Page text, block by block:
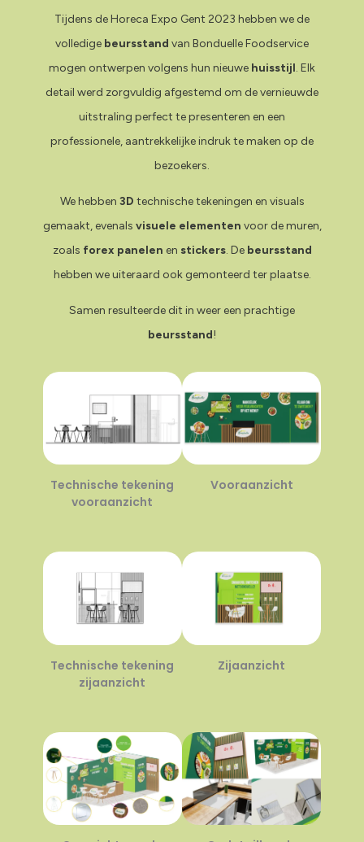
Tijdens de Horeca Expo Gent 2023 hebben we de
volledige beursstand van Bonduelle Foodservice
mogen ontwerpen volgens hun nieuwe huisstijl. Elk
detail werd zorgvuldig afgestemd om de vernieuwde
uitstraling perfect te presenteren en een
professionele, aantrekkelijke indruk te maken op de
bezoekers.
We hebben 3D technische tekeningen en visuals
gemaakt, evenals visuele elementen voor de muren,
zoals forex panelen en stickers. De beursstand
hebben we uiteraard ook gemonteerd ter plaatse.
Samen resulteerde dit in weer een prachtige
beursstand!
Technische tekening
vooraanzicht
Vooraanzicht
Technische tekening
zijaanzicht
Zijaanzicht